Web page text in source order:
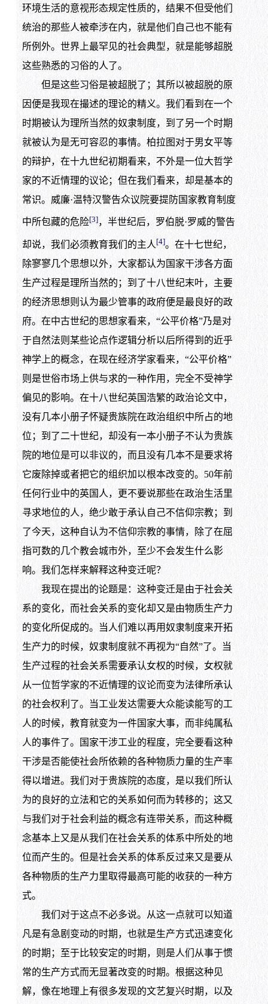
环境生活的意视形态规定性质的，结果不但受他们
统治的那些人被牵涉在内，就是他们自己也不能有
所例外。世界上最罕见的社会典型，就是能够超脱
这些熟悉的习俗的人了。
但是这些习俗是被超脱了；其所以被超脱的原
因便是我现在撮述的理论的精义。我们看到在一个
时期被认为理所当然的奴隶制度，到了另一个时期
就被认为是无可容忍的事情。柏拉图对于男女平等
的辩护，在十九世纪初期看来，不外是一位大哲学
家的不近情理的议论；但在我们看来，却是基本的
常识。威廉·温特汉警告众议院要提防国家教育制度
中所包藏的危险[3]，半世纪后，罗伯脱·罗威的警告
却说，我们必须教育我们的主人 [4]。在十七世纪，
除寥寥几个思想以外，大家都认为国家干涉各方面
生产过程是理所当然的；到了十八世纪末叶，主要
的经济思想则认为最少管事的政府便是最良好的政
府。在中古世纪的思想家看来，“公平价格”乃是对
于自然法则某些论点作逻辑分析以后所得到的近乎
神学上的概念，在现在经济学家看来，“公平价格”
则是世俗市场上供与求的一种作用，完全不受神学
偏见的影响。在十八世纪英国浩繁的政治论文中，
没有几本小册子怀疑贵族院在政治组织中所占的地
位；到了二十世纪，却没有一本小册子不认为贵族
院的地位是可以非议的，而且没有几本不是要求将
它废除掉或者把它的组织加以根本改变的。50年前
任何行业中的英国人，更不要说那些在政治生活里
寻求地位的人，绝少敢于承认自己不信仰宗教；到
了今天，这种自认为不信仰宗教的事情，除了在屈
指可数的几个教会城市外，至少不会发生什么影
响。我们怎样来解释这种变迁呢？
我现在提出的论题是：这种变迁是由于社会关
系的变化，而社会关系的变化却又是由物质生产力
的变化所促成的。当人们难以再用奴隶制度来开拓
生产力的时候，奴隶制度就不再视为“自然”了。当
生产过程的社会关系需要承认女权的时候，女权就
从一位哲学家的不近情理的议论而变为法律所承认
的社会权利了。当工业发达需要大众能读能写的工
人的时候，教育就变为一件国家大事，而非纯属私
人的事件了。国家干涉工业的程度，完全要看这种
干涉是否能使社会所依赖的各种物质力量的生产率
得以增进。我们对于贵族院的态度，是以我们所认
为的良好的立法和它的关系如何而为转移的；这又
与我们对于社会利益的概念有连带关系，而这种概
念基本上又是从我们在社会关系的体系中所处的地
位而产生的。但是社会关系的体系反过来又是要从
各种物质的生产力里取得最高可能的收获的一种方
式。
我们对于这点不必多说。从这一点就可以知道
凡是有急剧变动的时期，也就是生产方式迅速变化
的时期；至于比较安定的时期，则是人们从事于惯
常的生产方式而无显著改变的时期。根据这种见
解，像在地理上有很多发现的文艺复兴时期，以及